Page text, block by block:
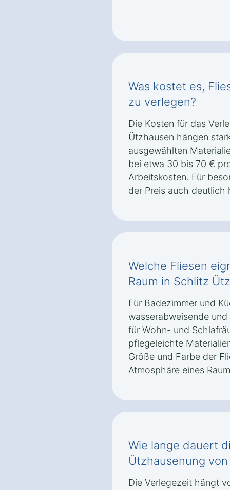
Was kostet es,
zu verlegen?
Die Kosten für das
Ützhausen hängen
ausgewählten
bei etwa 30 bis 70 €
Arbeitskosten. Für
der Preis auch deutlich
Welche Fliesen
Raum in Schlitz
Für Badezimmer und
wasserabweisende
für Wohn- und
pflegeleichte
Größe und Farbe der
Atmosphäre eines
Wie lange dauert
Ützhausenung
Die Verlegezeit hängt